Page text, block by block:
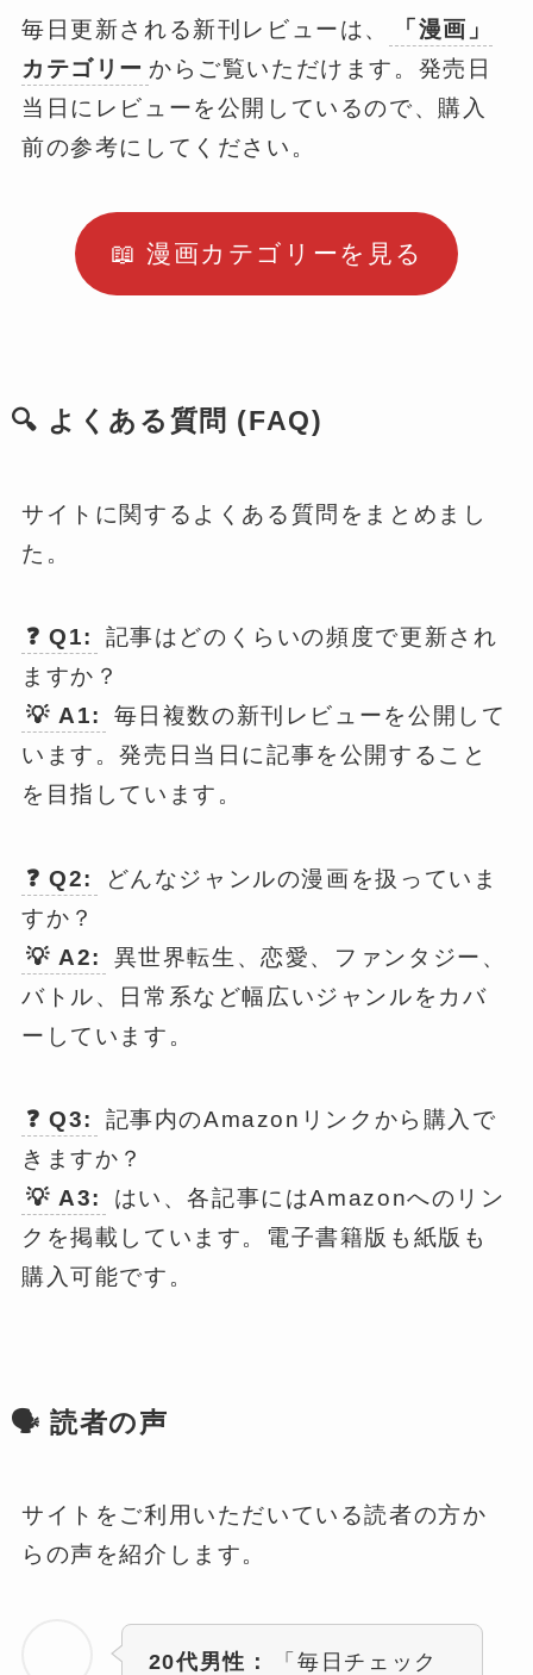
毎日更新される新刊レビューは、
「漫画」
カテゴリー からご覧いただけます。発売日
当日にレビューを公開しているので、購入
前の参考にしてください。
📖 漫画カテゴリーを見る
🔍 よくある質問 (FAQ)
サイトに関するよくある質問をまとめまし
た。
❓ Q1:
記事はどのくらいの頻度で更新され
ますか？
💡 A1:
毎日複数の新刊レビューを公開して
います。発売日当日に記事を公開すること
を目指しています。
❓ Q2:
どんなジャンルの漫画を扱っていま
すか？
💡 A2:
異世界転生、恋愛、ファンタジー、
バトル、日常系など幅広いジャンルをカバ
ーしています。
❓ Q3:
記事内のAmazonリンクから購入で
きますか？
💡 A3:
はい、各記事にはAmazonへのリン
クを掲載しています。電子書籍版も紙版も
購入可能です。
🗣️ 読者の声
サイトをご利用いただいている読者の方か
らの声を紹介します。
20代男性： 「毎日チェック